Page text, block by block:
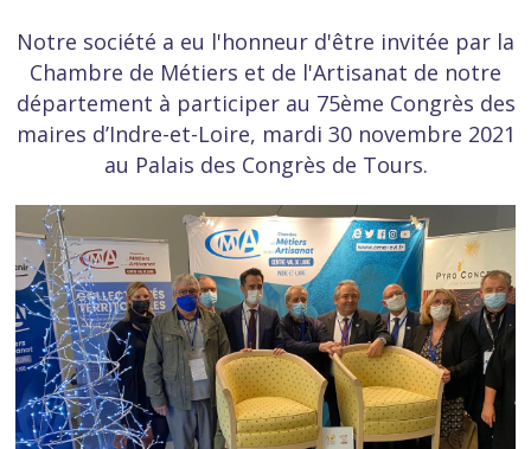
Notre société a eu l'honneur d'être invitée par la
Chambre de Métiers et de l'Artisanat de notre
département à participer au 75ème Congrès des
maires d’Indre-et-Loire, mardi 30 novembre 2021
au Palais des Congrès de Tours.